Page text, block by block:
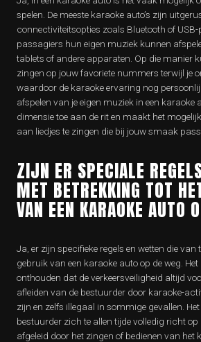
spelen. De meeste karaoke auto’s zijn
connectiviteitsopties zoals Bluetooth of
passagiers hun eigen muziek kunnen
tablets of andere apparaten. Op die manier
zingen op jouw favoriete nummers terwijl je
waardoor de karaoke ervaring nog
afspelen van je eigen muziek in een karaoke
dimensie toe aan de rit en maakt het
aan liedjes te zingen die bij jouw smaak
ZIJN ER SPECIALE
MET BETREKKING TOT
VAN EEN KARAOKE AUTO
Ja, er zijn specifieke regels en wetten die
gebruik van een karaoke auto op de weg.
onthouden dat de verkeersveiligheid altijd
afleiden van de bestuurder door karaoke-
zijn en zelfs illegaal in sommige gevallen.
bestuurder zich te allen tijde volledig richt op
afgeleid door het zingen of bedienen van het